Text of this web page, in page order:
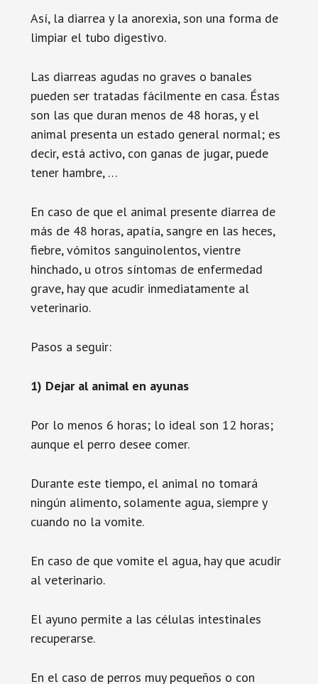
Así, la diarrea y la anorexia, son una forma de
limpiar el tubo digestivo.
Las diarreas agudas no graves o banales
pueden ser tratadas fácilmente en casa. Éstas
son las que duran menos de 48 horas, y el
animal presenta un estado general normal; es
decir, está activo, con ganas de jugar, puede
tener hambre, …
En caso de que el animal presente diarrea de
más de 48 horas, apatía, sangre en las heces,
fiebre, vómitos sanguinolentos, vientre
hinchado, u otros síntomas de enfermedad
grave, hay que acudir inmediatamente al
veterinario.
Pasos a seguir:
1) Dejar al animal en ayunas
Por lo menos 6 horas; lo ideal son 12 horas;
aunque el perro desee comer.
Durante este tiempo, el animal no tomará
ningún alimento, solamente agua, siempre y
cuando no la vomite.
En caso de que vomite el agua, hay que acudir
al veterinario.
El ayuno permite a las células intestinales
recuperarse.
En el caso de perros muy pequeños o con